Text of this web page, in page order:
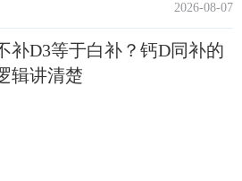
2026-08-07
补D3等于白补？钙D同补的
辑讲清楚